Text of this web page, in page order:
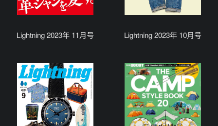
Lightning 2023年 11月号 Lightning 2023年 10月号